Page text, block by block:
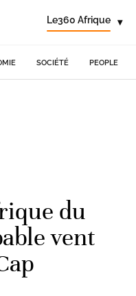
Le360 Afrique ▾
SOCIÉTÉ PEOPLE
du
vent